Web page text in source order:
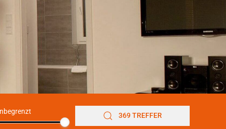
369 TREFFER